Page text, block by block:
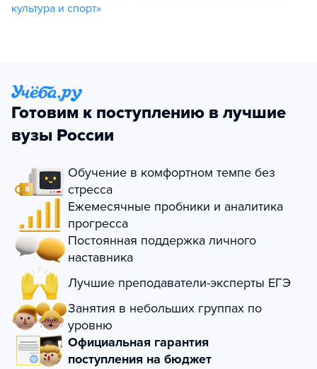
культура и спорт»
Готовим к поступлению в лучшие
вузы России
Обучение в комфортном темпе без
стресса
Ежемесячные пробники и аналитика
прогресса
Постоянная поддержка личного
наставника
Лучшие преподаватели-эксперты ЕГЭ
Занятия в небольших группах по
уровню
Официальная гарантия
поступления на бюджет